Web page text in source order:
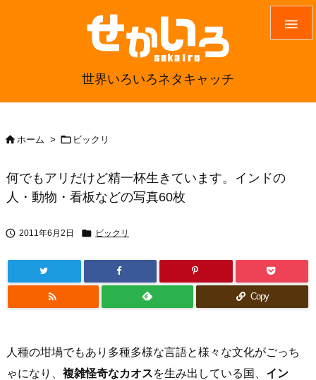
世界いろいろネタキャッチ

ホーム >  ビックリ
何でもアリだけど精一杯生きています。インドの
人・動物・看板などの写真60枚
 2011年6月2日  ビックリ
 Copy
人種の坩堝でもあり多種多様な言語と様々な文化がごっち
ゃになり、 複雑怪奇なカオスを生み出している国、 イン